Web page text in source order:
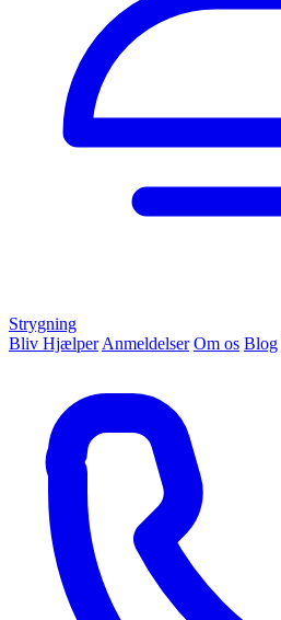
Strygning
Bliv Hjælper Anmeldelser Om os Blog